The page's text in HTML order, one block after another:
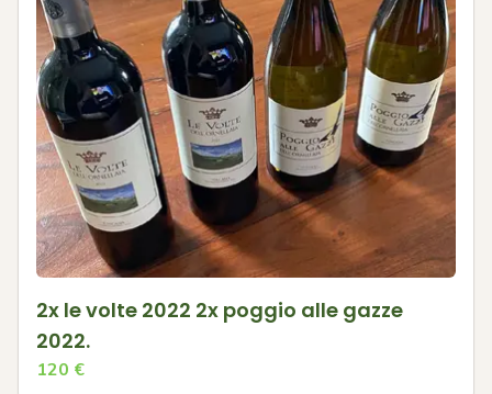
2x le volte 2022 2x poggio alle gazze
2022.
120 €